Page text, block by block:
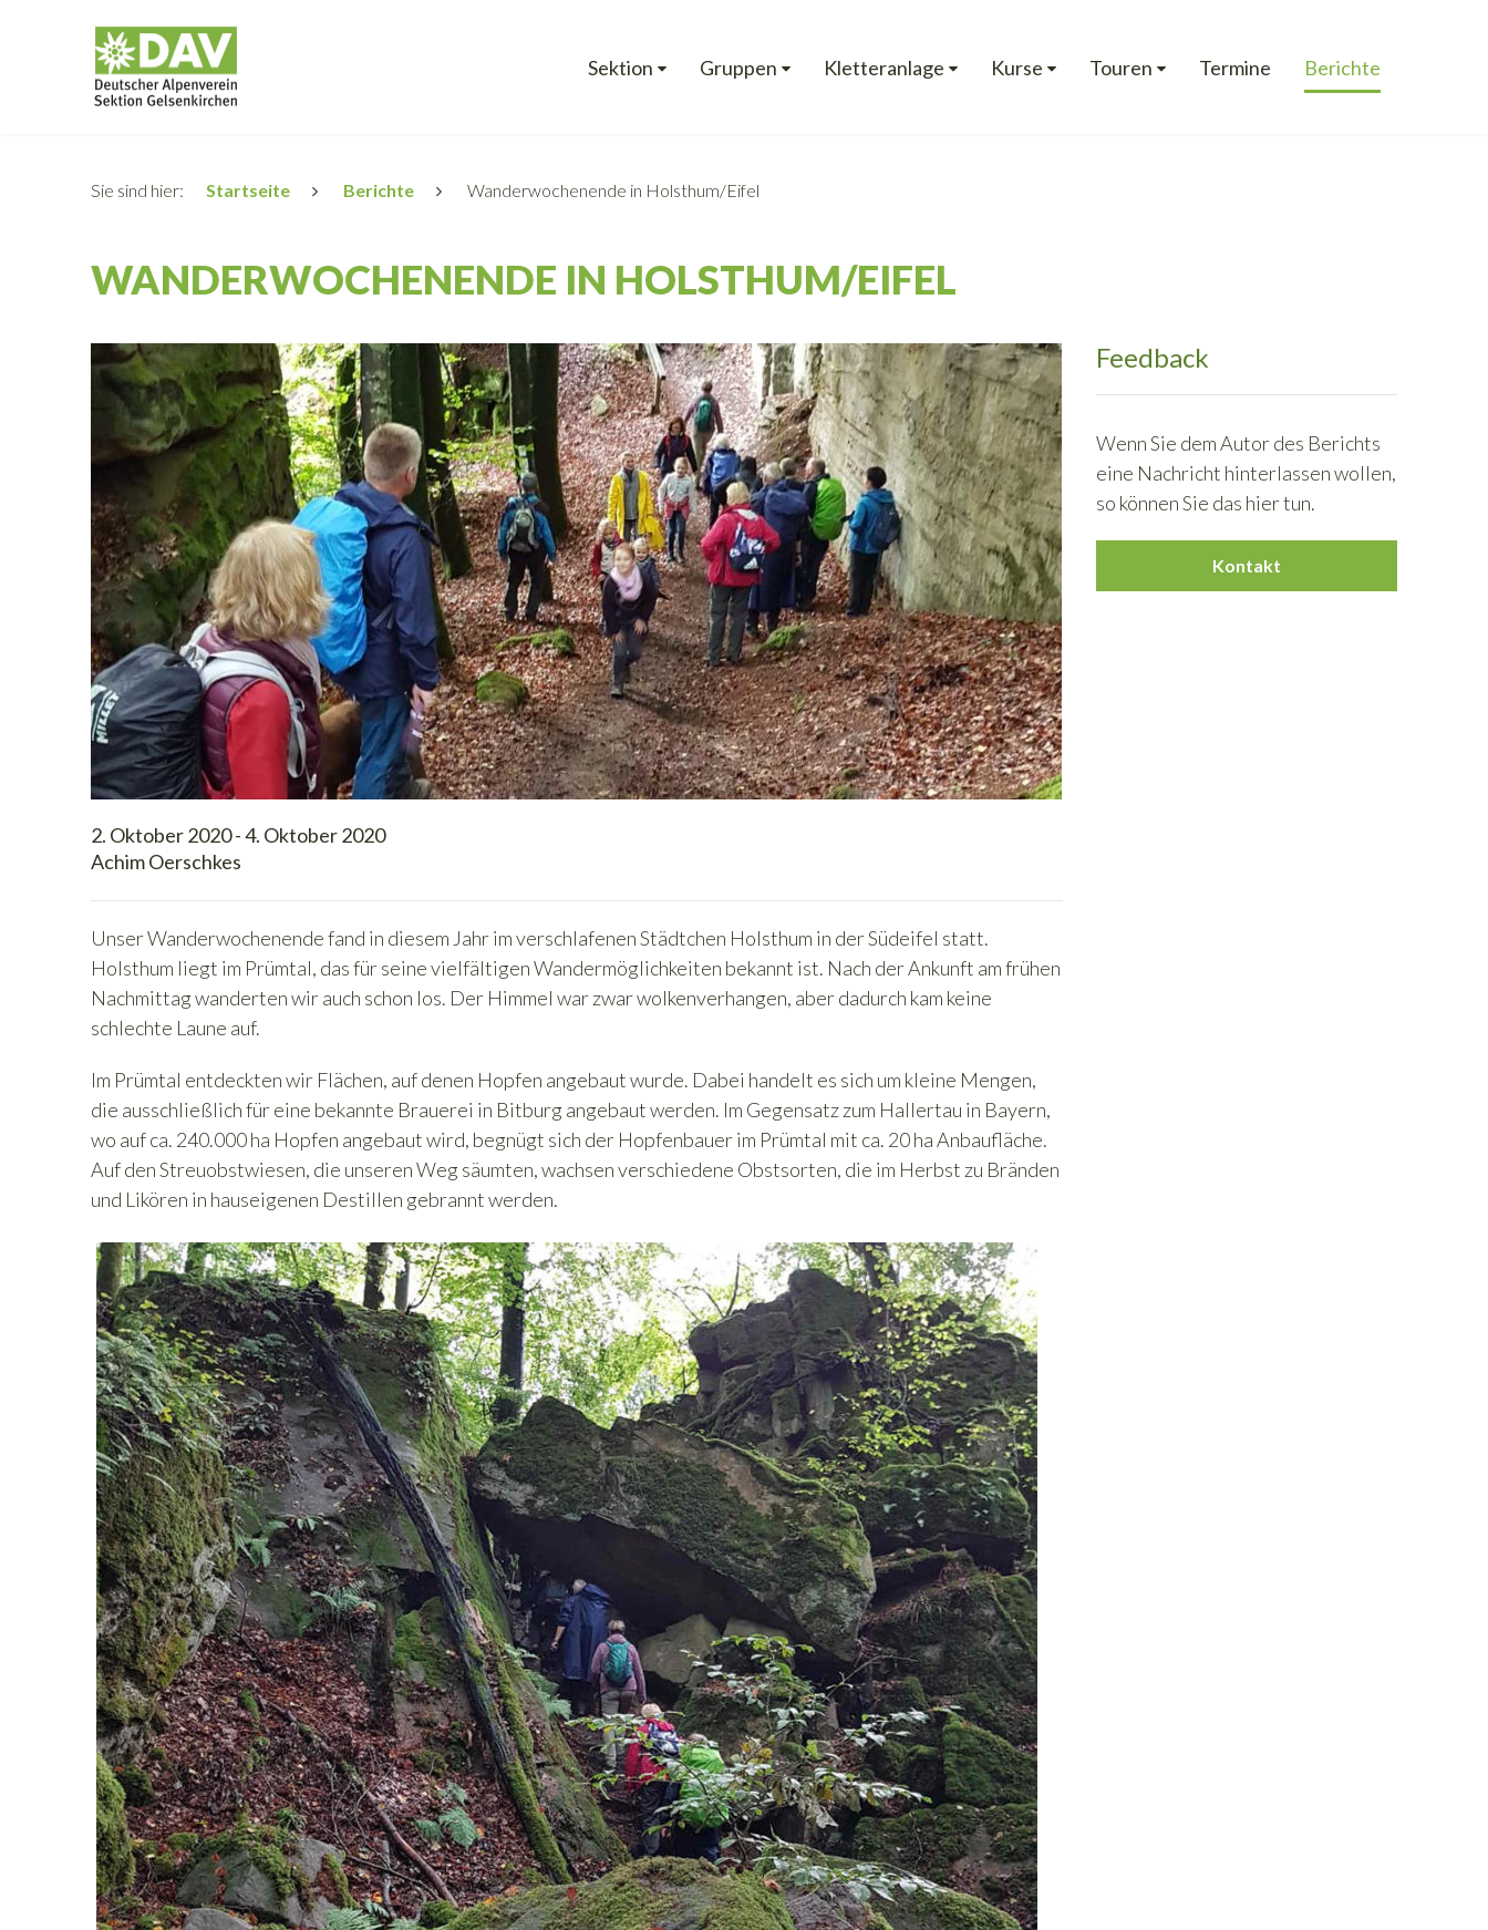
Sektion Gruppen Kletteranlage Kurse Touren Termine Berichte
Sie sind hier: Startseite Berichte Wanderwochenende in Holsthum/Eifel
WANDERWOCHENENDE IN HOLSTHUM/EIFEL
2. Oktober 2020 - 4. Oktober 2020
Achim Oerschkes
Unser Wanderwochenende fand in diesem Jahr im verschlafenen Städtchen Holsthum in der Südeifel statt.
Holsthum liegt im Prümtal, das für seine vielfältigen Wandermöglichkeiten bekannt ist. Nach der Ankunft am frühen
Nachmittag wanderten wir auch schon los. Der Himmel war zwar wolkenverhangen, aber dadurch kam keine
schlechte Laune auf.
Im Prümtal entdeckten wir Flächen, auf denen Hopfen angebaut wurde. Dabei handelt es sich um kleine Mengen,
die ausschließlich für eine bekannte Brauerei in Bitburg angebaut werden. Im Gegensatz zum Hallertau in Bayern,
wo auf ca. 240.000 ha Hopfen angebaut wird, begnügt sich der Hopfenbauer im Prümtal mit ca. 20 ha Anbaufläche.
Auf den Streuobstwiesen, die unseren Weg säumten, wachsen verschiedene Obstsorten, die im Herbst zu Bränden
und Likören in hauseigenen Destillen gebrannt werden.
Feedback
Wenn Sie dem Autor des Berichts
eine Nachricht hinterlassen wollen,
so können Sie das hier tun.
Kontakt